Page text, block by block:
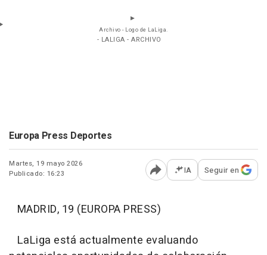
Archivo - Logo de LaLiga.
- LALIGA - ARCHIVO
Europa Press Deportes
Martes, 19 mayo 2026
Publicado: 16:23
Abrir opciones para
IA Seguir en
MADRID, 19 (EUROPA PRESS)
LaLiga está actualmente evaluando